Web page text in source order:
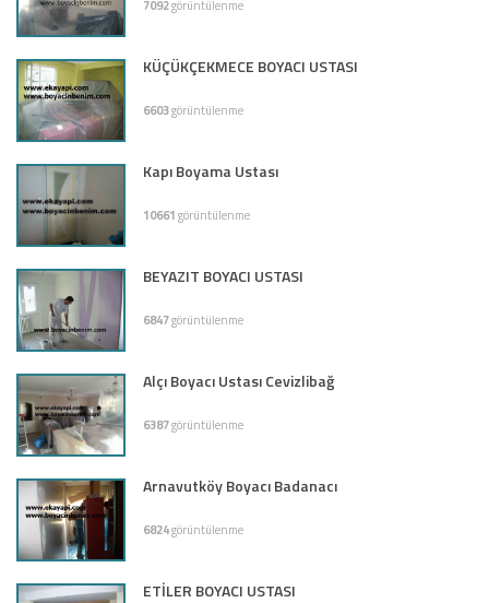
7092görüntülenme
KÜÇÜKÇEKMECE BOYACI USTASI
6603görüntülenme
Kapı Boyama Ustası
10661görüntülenme
BEYAZIT BOYACI USTASI
6847görüntülenme
Alçı Boyacı Ustası Cevizlibağ
6387görüntülenme
Arnavutköy Boyacı Badanacı
6824görüntülenme
ETİLER BOYACI USTASI